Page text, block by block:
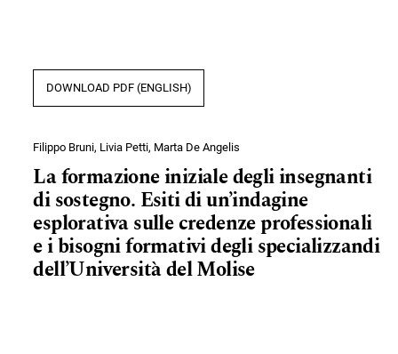
DOWNLOAD PDF (ENGLISH)
Filippo Bruni, Livia Petti, Marta De Angelis
La formazione iniziale degli insegnanti
di sostegno. Esiti di un’indagine
esplorativa sulle credenze professionali
e i bisogni formativi degli specializzandi
dell’Università del Molise